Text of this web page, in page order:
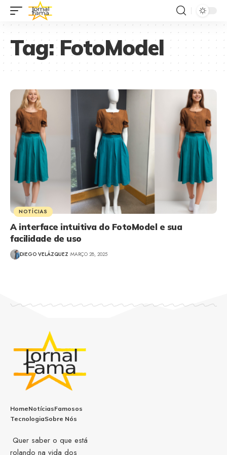
Tag:FotoModel
NOTÍCIAS
A interface intuitiva do FotoModel e sua
facilidade de uso
DIEGO VELÁZQUEZ MARÇO 28, 2025
HomeNotíciasFamosos
TecnologiaSobre Nós
Quer saber o que está
rolando na vida dos